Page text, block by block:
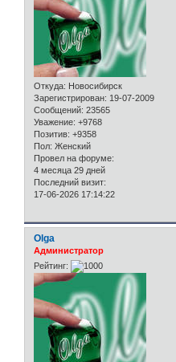
Откуда: Новосибирск
Зарегистрирован: 19-07-2009
Сообщений: 23565
Уважение: +9768
Позитив: +9358
Пол: Женский
Провел на форуме:
4 месяца 29 дней
Последний визит:
17-06-2026 17:14:22
Olga
Администратор
Рейтинг: